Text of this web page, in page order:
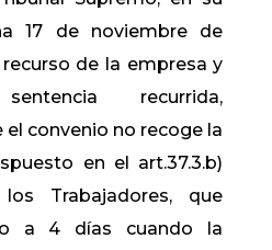
17 de noviembre de
de la empresa y
recurrida,
convenio no recoge la
en el art.37.3.b)
Trabajadores, que
a 4 días cuando la